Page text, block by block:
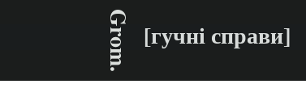
Grom. [гучні справи]